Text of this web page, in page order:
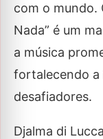
com o mundo.
Nada” é um
a música
fortalecendo a
desafiadores.
Djalma di